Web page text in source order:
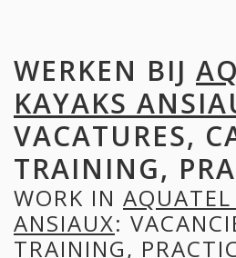
WERKEN BIJ
KAYAKS
VACATURES,
TRAINING,
WORK IN
ANSIAUX:
TRAINING,